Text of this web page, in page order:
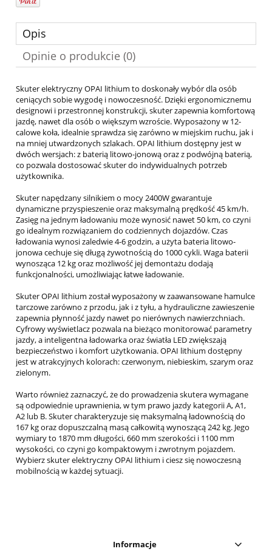
Opis
Opinie o produkcie (0)
Skuter elektryczny OPAI lithium to doskonały wybór dla osób
ceniących sobie wygodę i nowoczesność. Dzięki ergonomicznemu
designowi i przestronnej konstrukcji, skuter zapewnia komfortową
jazdę, nawet dla osób o większym wzroście. Wyposażony w 12-
calowe koła, idealnie sprawdza się zarówno w miejskim ruchu, jak i
na mniej utwardzonych szlakach. OPAI lithium dostępny jest w
dwóch wersjach: z baterią litowo-jonową oraz z podwójną baterią,
co pozwala dostosować skuter do indywidualnych potrzeb
użytkownika.
Skuter napędzany silnikiem o mocy 2400W gwarantuje
dynamiczne przyspieszenie oraz maksymalną prędkość 45 km/h.
Zasięg na jednym ładowaniu może wynosić nawet 50 km, co czyni
go idealnym rozwiązaniem do codziennych dojazdów. Czas
ładowania wynosi zaledwie 4-6 godzin, a użyta bateria litowo-
jonowa cechuje się długą żywotnością do 1000 cykli. Waga baterii
wynosząca 12 kg oraz możliwość jej demontażu dodają
funkcjonalności, umożliwiając łatwe ładowanie.
Skuter OPAI lithium został wyposażony w zaawansowane hamulce
tarczowe zarówno z przodu, jak i z tyłu, a hydrauliczne zawieszenie
zapewnia płynność jazdy nawet po nierównych nawierzchniach.
Cyfrowy wyświetlacz pozwala na bieżąco monitorować parametry
jazdy, a inteligentna ładowarka oraz światła LED zwiększają
bezpieczeństwo i komfort użytkowania. OPAI lithium dostępny
jest w atrakcyjnych kolorach: czerwonym, niebieskim, szarym oraz
zielonym.
Warto również zaznaczyć, że do prowadzenia skutera wymagane
są odpowiednie uprawnienia, w tym prawo jazdy kategorii A, A1,
A2 lub B. Skuter charakteryzuje się maksymalną ładownością do
167 kg oraz dopuszczalną masą całkowitą wynoszącą 242 kg. Jego
wymiary to 1870 mm długości, 660 mm szerokości i 1100 mm
wysokości, co czyni go kompaktowym i zwrotnym pojazdem.
Wybierz skuter elektryczny OPAI lithium i ciesz się nowoczesną
mobilnością w każdej sytuacji.
Informacje